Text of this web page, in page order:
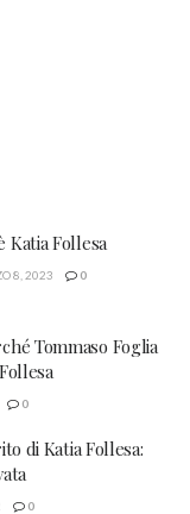
Katia Follesa
8, 2023 0
Tommaso Foglia
0
di Katia Follesa:
0